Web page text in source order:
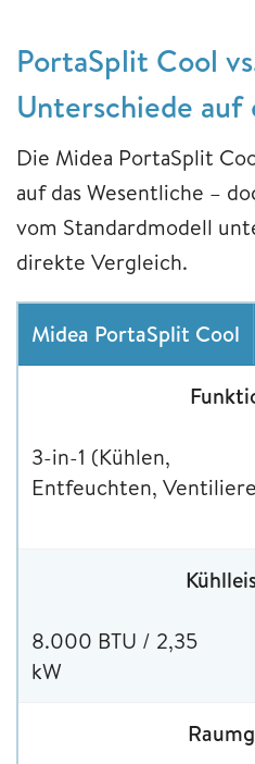
PortaSplit Cool
Unterschiede auf
Die Midea PortaSplit
auf das Wesentliche –
vom Standardmodell
direkte Vergleich.
Midea PortaSplit Cool
3-in-1 (Kühlen,
Entfeuchten,
8.000 BTU / 2,35
kW